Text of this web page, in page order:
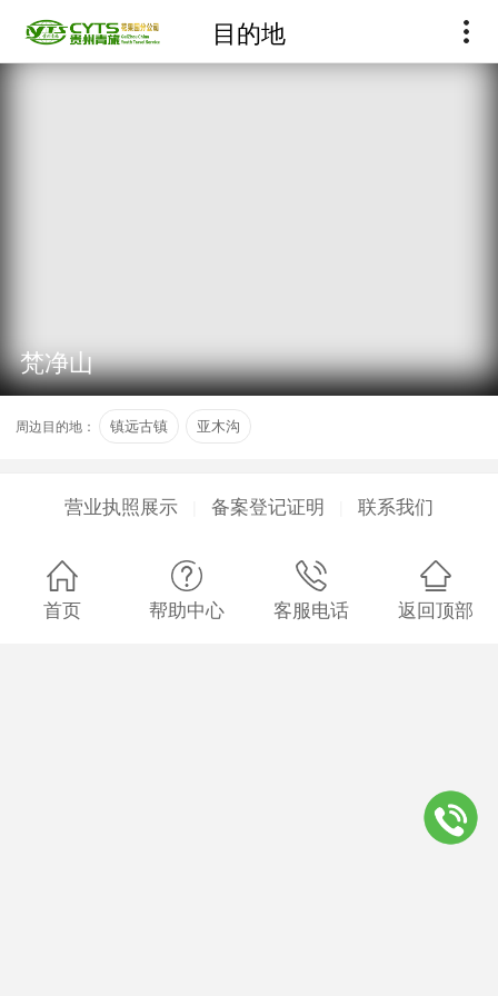
目的地
梵净山
周边目的地： 镇远古镇 亚木沟
营业执照展示 备案登记证明 联系我们
首页 帮助中心 客服电话 返回顶部